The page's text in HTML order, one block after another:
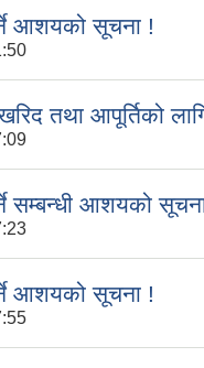
आशयको सूचना !
तथा आपूर्तिको
सम्बन्धी आशयको
आशयको सूचना !